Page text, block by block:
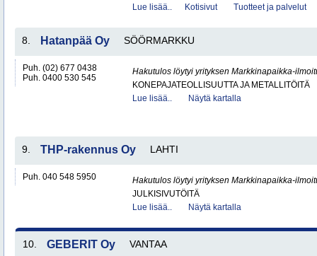
Lue lisää..
Kotisivut Tuotteet ja palvelut
8. Hatanpää Oy SÖÖRMARKKU
Puh. (02) 677 0438
Puh. 0400 530 545
Hakutulos löytyi yrityksen Markkinapaikka-
KONEPAJATEOLLISUUTTA JA METALLITÖITÄ
Lue lisää..
Näytä kartalla
9. THP-rakennus Oy LAHTI
Puh. 040 548 5950
Hakutulos löytyi yrityksen Markkinapaikka-
JULKISIVUTÖITÄ
Lue lisää..
Näytä kartalla
10. GEBERIT Oy VANTAA